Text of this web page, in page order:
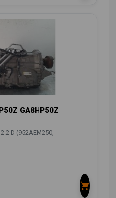
GA8HP50Z
D (952AEM250,